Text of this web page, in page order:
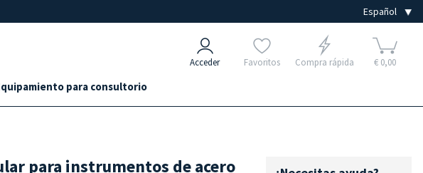
Acceder Favoritos Compra rápida € 0,00
para consultorio
para instrumentos de acero